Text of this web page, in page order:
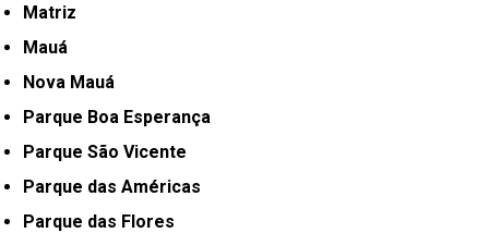
Matriz
Mauá
Nova Mauá
Parque Boa Esperança
Parque São Vicente
Parque das Américas
Parque das Flores